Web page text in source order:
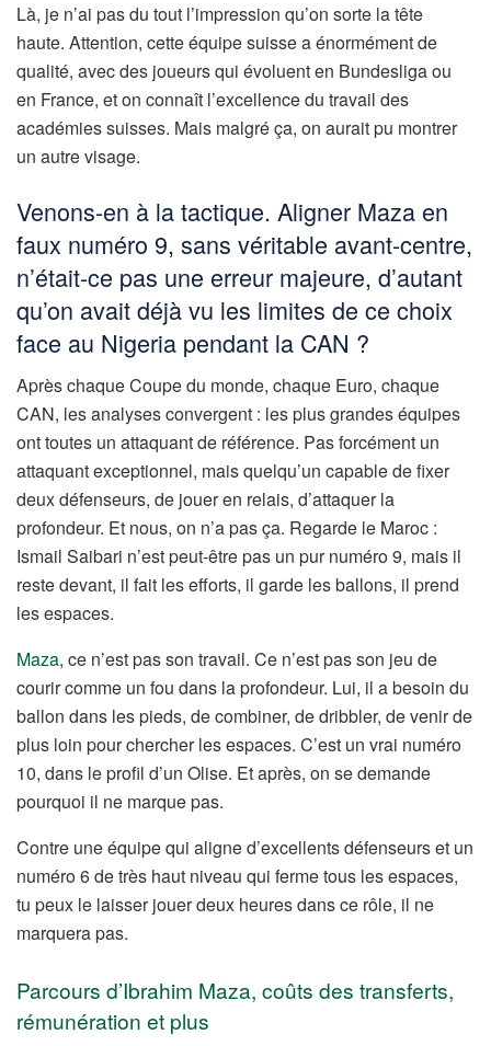
Là, je n’ai pas du tout l’impression qu’on sorte la tête
haute. Attention, cette équipe suisse a énormément de
qualité, avec des joueurs qui évoluent en Bundesliga ou
en France, et on connaît l’excellence du travail des
académies suisses. Mais malgré ça, on aurait pu montrer
un autre visage.
Venons-en à la tactique. Aligner Maza en
faux numéro 9, sans véritable avant-centre,
n’était-ce pas une erreur majeure, d’autant
qu’on avait déjà vu les limites de ce choix
face au Nigeria pendant la CAN ?
Après chaque Coupe du monde, chaque Euro, chaque
CAN, les analyses convergent : les plus grandes équipes
ont toutes un attaquant de référence. Pas forcément un
attaquant exceptionnel, mais quelqu’un capable de fixer
deux défenseurs, de jouer en relais, d’attaquer la
profondeur. Et nous, on n’a pas ça. Regarde le Maroc :
Ismail Saibari n’est peut-être pas un pur numéro 9, mais il
reste devant, il fait les efforts, il garde les ballons, il prend
les espaces.
Maza, ce n’est pas son travail. Ce n’est pas son jeu de
courir comme un fou dans la profondeur. Lui, il a besoin du
ballon dans les pieds, de combiner, de dribbler, de venir de
plus loin pour chercher les espaces. C’est un vrai numéro
10, dans le profil d’un Olise. Et après, on se demande
pourquoi il ne marque pas.
Contre une équipe qui aligne d’excellents défenseurs et un
numéro 6 de très haut niveau qui ferme tous les espaces,
tu peux le laisser jouer deux heures dans ce rôle, il ne
marquera pas.
Parcours d’Ibrahim Maza, coûts des transferts,
rémunération et plus